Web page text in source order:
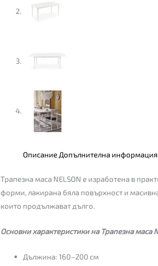
Описание Допълнителна информация
Трапезна маса NELSON е изработена в
форми, лакирана бяла повърхност и
които продължават дълго.
Основни характеристики на Трапезна маса
Дължина: 160–200 см